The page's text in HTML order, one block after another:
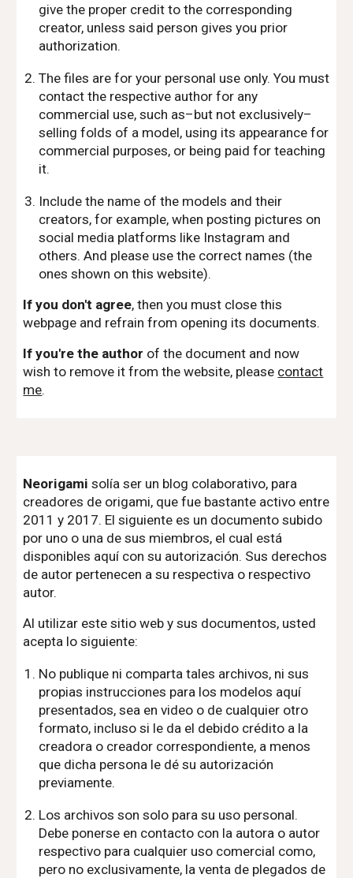
give the proper credit to the corresponding
creator, unless said person gives you prior
authorization.
The files are for your personal use only. You must
contact the respective author for any
commercial use, such as–but not exclusively–
selling folds of a model, using its appearance for
commercial purposes, or being paid for teaching
it.
Include the name of the models and their
creators, for example, when posting pictures on
social media platforms like Instagram and
others. And please use the correct names (the
ones shown on this website).
If you don't agree, then you must close this
webpage and refrain from opening its documents.
If you're the author of the document and now
wish to remove it from the website, please contact
me.
Neorigami solía ser un blog colaborativo, para
creadores de origami, que fue bastante activo entre
2011 y 2017. El siguiente es un documento subido
por uno o una de sus miembros, el cual está
disponibles aquí con su autorización. Sus derechos
de autor pertenecen a su respectiva o respectivo
autor.
Al utilizar este sitio web y sus documentos, usted
acepta lo siguiente:
No publique ni comparta tales archivos, ni sus
propias instrucciones para los modelos aquí
presentados, sea en video o de cualquier otro
formato, incluso si le da el debido crédito a la
creadora o creador correspondiente, a menos
que dicha persona le dé su autorización
previamente.
Los archivos son solo para su uso personal.
Debe ponerse en contacto con la autora o autor
respectivo para cualquier uso comercial como,
pero no exclusivamente, la venta de plegados de